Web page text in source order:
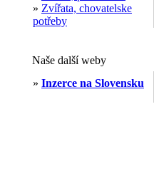
» Zvířata, chovatelske
potřeby
Naše další weby
» Inzerce na Slovensku